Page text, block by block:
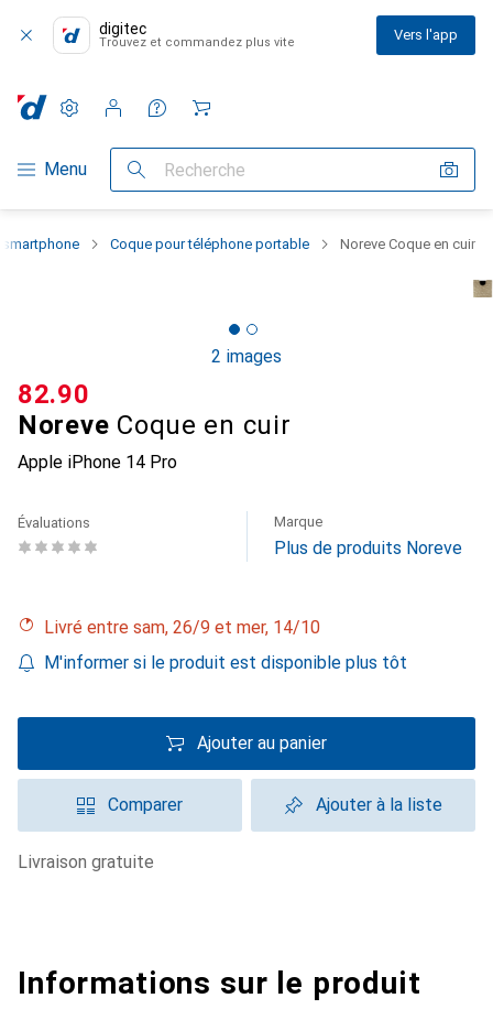
digitec
Trouvez et commandez plus vite Vers l'app
Navigation par catégorie
Menu Recherche
Paramètres
Compte client
Listes de comparaison
Listes d'envies
Panier
Coque pour téléphone portable Noreve Coque en cuir
2 images
Noreve Coque en cuir
Apple iPhone 14 Pro
CHF
82.90
Évaluations Marque
Plus de produits Noreve
Livré entre sam, 26/9 et mer, 14/10
M'informer si le produit est disponible plus tôt
Ajouter au panier
Comparer Ajouter à la liste
livraison gratuite
Informations sur le produit